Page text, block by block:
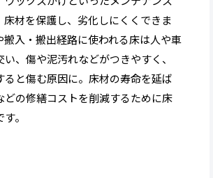
床材を保護し、劣化しにくくできま
搬入・搬出経路に使われる床は人や車
、傷や泥汚れなどがつきやすく、
ると傷む原因に。床材の寿命を延ば
どの修繕コストを削減するために床
。